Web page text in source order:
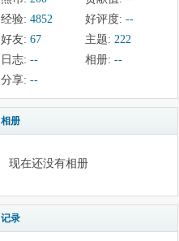
经验: 4852 好评度: --
好友: 67 主题: 222
日志: -- 相册: --
分享: --
相册
现在还没有相册
记录